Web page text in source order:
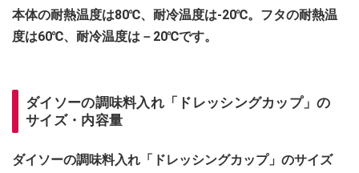
本体の耐熱温度は80℃、耐冷温度は‐20℃。フタの耐熱温
度は60℃、耐冷温度は－20℃です。
ダイソーの調味料入れ「ドレッシングカップ」の
サイズ・内容量
ダイソーの調味料入れ「ドレッシングカップ」のサイズ